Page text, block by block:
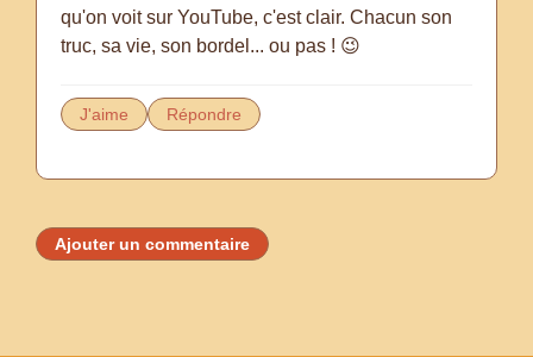
qu'on voit sur YouTube, c'est clair. Chacun son
truc, sa vie, son bordel... ou pas ! 😉
J'aime Répondre
Ajouter un commentaire